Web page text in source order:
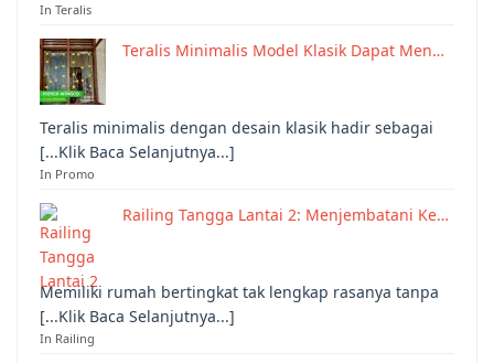
In Teralis
Teralis Minimalis Model Klasik Dapat Men…
Teralis minimalis dengan desain klasik hadir sebagai
[...Klik Baca Selanjutnya...]
In Promo
Railing Tangga Lantai 2: Menjembatani Ke…
Memiliki rumah bertingkat tak lengkap rasanya tanpa
[...Klik Baca Selanjutnya...]
In Railing